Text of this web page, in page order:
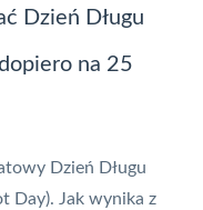
Dzień Długu
na 25
Dzień Długu
Day). Jak wynika z